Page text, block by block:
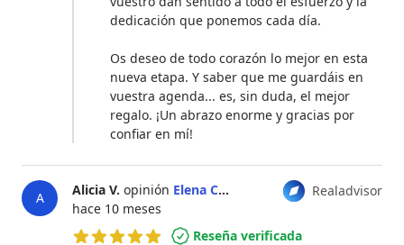
dedicación que ponemos cada día.
Os deseo de todo corazón lo mejor en esta
nueva etapa. Y saber que me guardáis en
vuestra agenda... es, sin duda, el mejor
regalo. ¡Un abrazo enorme y gracias por
confiar en mí!
A Realadvisor
Alicia V. opinión Elena Calonge Díez
hace 10 meses
Reseña verificada